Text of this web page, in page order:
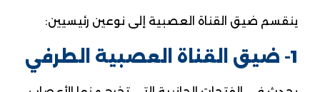
ينقسم ضيق القناة العصبية إلى نوعين رئيسيين:
1- ضيق القناة العصبية الطرفي